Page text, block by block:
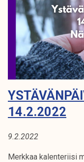
D
a
y
e
v
e
n
t
1
2
14.2.2022
9.2.2022
Merkkaa kalenteriisi